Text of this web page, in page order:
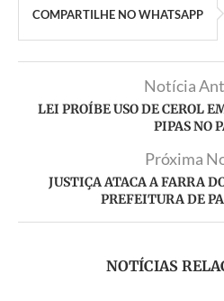
COMPARTILHE NO WHATSAPP
Notícia
LEI PROÍBE USO DE CEROL
PIPAS NO
Próxima
JUSTIÇA ATACA A FARRA
PREFEITURA DE
NOTÍCIAS